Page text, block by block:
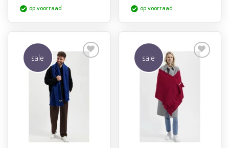
op voorraad op voorraad
sale
verlanglijst
toevoegen
sale
verlanglijst
toevoegen